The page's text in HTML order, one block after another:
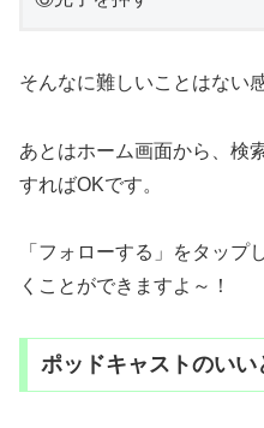
そんなに難しいことはない
あとはホーム画面から、検
すればOKです。
「フォローする」をタップ
くことができますよ～！
ポッドキャストのいい